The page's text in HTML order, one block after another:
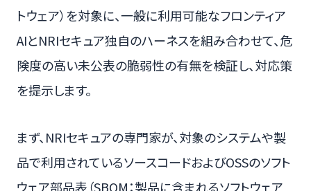
トウェア）を対象に、一般に利用可能なフロンティア
AIとNRIセキュア独自のハーネスを組み合わせて、危
険度の高い未公表の脆弱性の有無を検証し、対応策
を提示します。
まず、NRIセキュアの専門家が、対象のシステムや製
品で利用されているソースコードおよびOSSのソフト
ウェア部品表（SBOM：製品に含まれるソフトウェア